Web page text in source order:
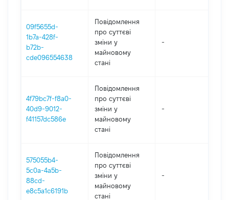
09f5655d-
1b7a-428f-
b72b-
cde096554638
Повідомлення
про суттєві
зміни y
майновому
стані
-
4f79bc7f-f8a0-
40d9-9012-
f41157dc586e
Повідомлення
про суттєві
зміни y
майновому
стані
-
575055b4-
5c0a-4a5b-
88cd-
e8c5a1c6191b
Повідомлення
про суттєві
зміни y
майновому
стані
-